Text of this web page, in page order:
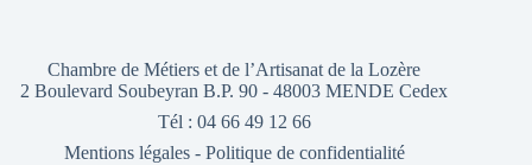
Chambre de Métiers et de l’Artisanat de la Lozère
2 Boulevard Soubeyran B.P. 90 - 48003 MENDE Cedex
Tél : 04 66 49 12 66
Mentions légales- Politique de confidentialité